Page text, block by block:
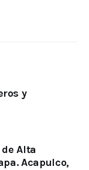
y
Alta
Acapulco,